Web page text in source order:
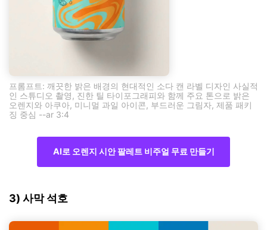
프롬프트: 깨끗한 밝은 배경의 현대적인 소다 캔 라벨 디자인 사실적
인 스튜디오 촬영, 진한 틸 타이포그래피와 함께 주요 톤으로 밝은
오렌지와 아쿠아, 미니멀 과일 아이콘, 부드러운 그림자, 제품 패키
징 중심 --ar 3:4
AI로 오렌지 시안 팔레트 비주얼 무료 만들기
3) 사막 석호